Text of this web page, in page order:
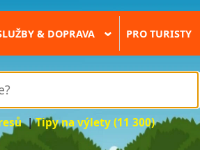
& DOPRAVA › PRO TURISTY
|Tipy na výlety (11 300)